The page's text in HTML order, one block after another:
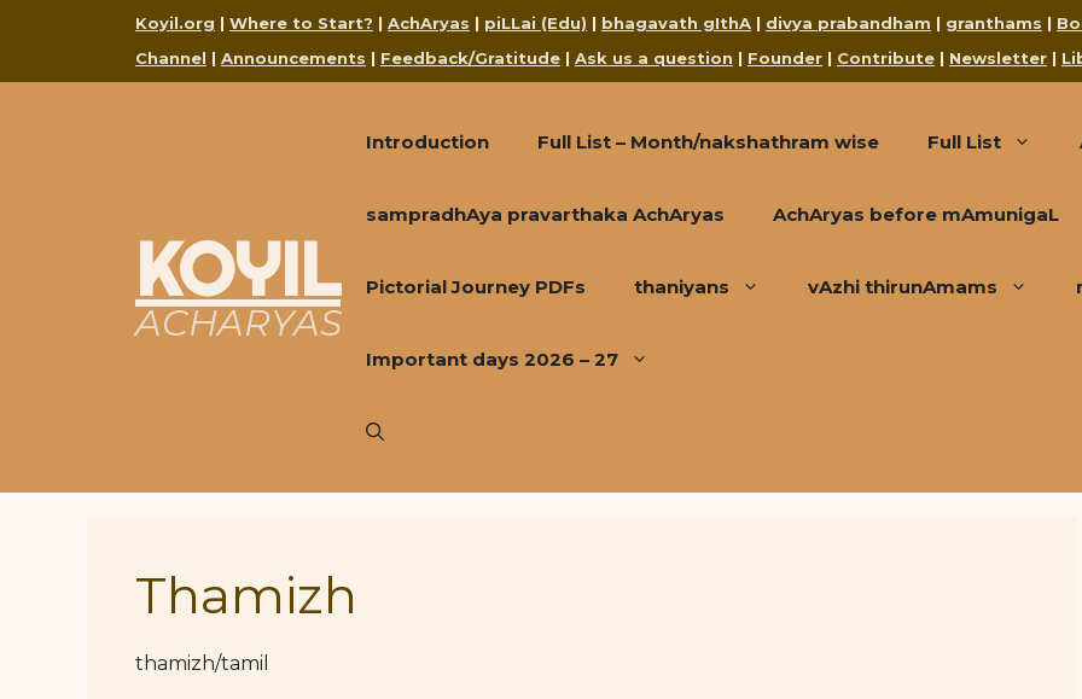
Koyil.org | Where to Start? | AchAryas | piLLai (Edu) | bhagavath gIthA | divya prabandham | granthams |
Channel | Announcements | Feedback/Gratitude | Ask us a question | Founder | Contribute | Newsletter |
KOYIL
ACHARYAS
Introduction Full List – Month/nakshathram wise Full List
sampradhAya pravarthaka AchAryas AchAryas before mAmunigaL
Pictorial Journey PDFs thaniyans vAzhi thirunAmams
Important days 2026 – 27
Thamizh
thamizh/tamil